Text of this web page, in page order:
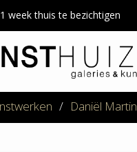
week thuis te bezichtigen
/ Daniël Martin